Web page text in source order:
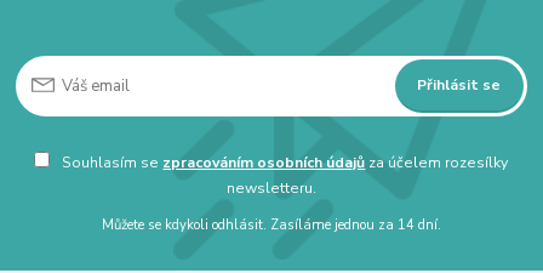
Přihlásit se
Souhlasím se zpracováním osobních údajů za účelem rozesílky
newsletteru.
Můžete se kdykoli odhlásit. Zasíláme jednou za 14 dní.